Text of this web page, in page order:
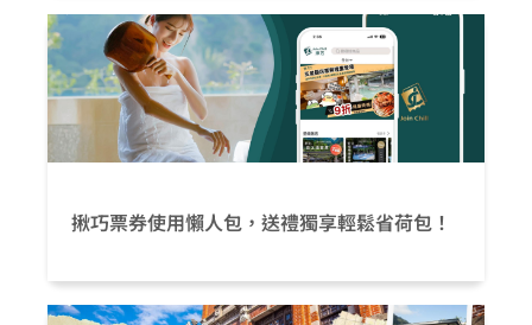
揪巧票券使用懶人包，送禮獨享輕鬆省荷包！